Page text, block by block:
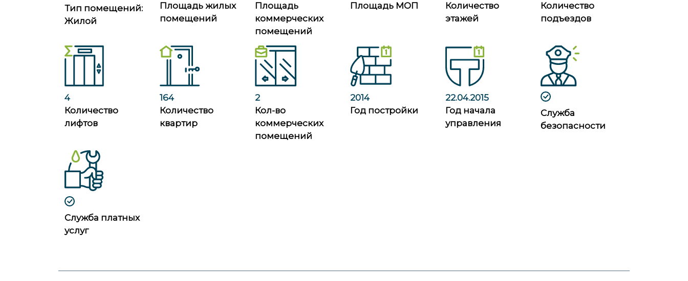
Тип помещений:
Жилой
Площадь жилых
помещений
Площадь
коммерческих
помещений
Площадь МОП
Количество
этажей
Количество
подъездов
4
Количество
лифтов
164
Количество
квартир
2
Кол-во
коммерческих
помещений
2014
Год постройки
22.04.2015
Год начала
управления
Служба
безопасности
Служба платных
услуг